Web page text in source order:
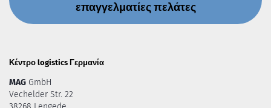
επαγγελματίες πελάτες
Κέντρο logistics Γερμανία
MAG GmbH
Vechelder Str. 22